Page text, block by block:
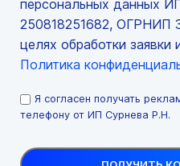
персональных данных
250818251682, ОГРНИП
целях обработки заявки
Политика
Я согласен получать
телефону от ИП Сурнева Р.Н.